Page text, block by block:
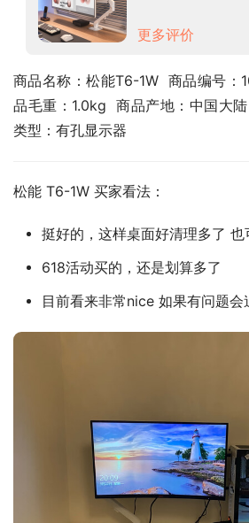
更多评价
商品名称：松能T6-1W  商品编号
品毛重：1.0kg  商品产地：中国大
类型：有孔显示器
松能 T6-1W 买家看法：
挺好的，这样桌面好清理多了
618活动买的，还是划算多了
目前看来非常nice 如果有问题会